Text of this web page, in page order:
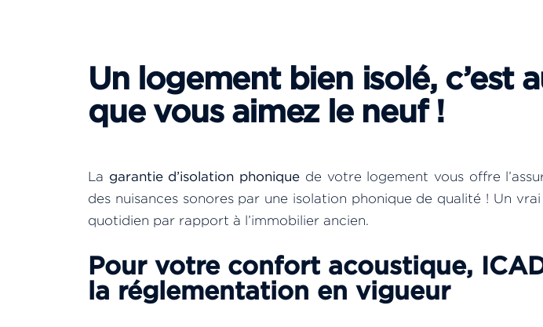
Un logement bien isolé, c’est
que vous aimez le neuf !
La garantie d’isolation phonique de votre logement vous offre
des nuisances sonores par une isolation phonique de qualité ! Un
quotidien par rapport à l’immobilier ancien.
Pour votre confort acoustique,
la réglementation en vigueur